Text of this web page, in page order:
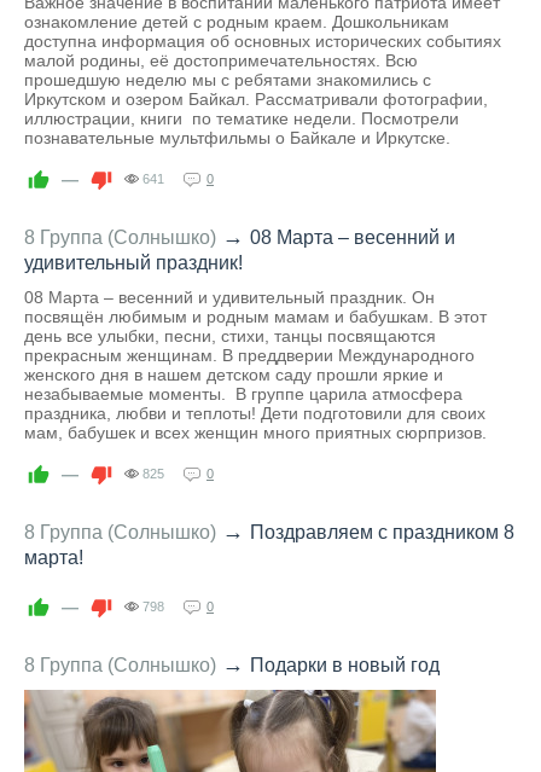
ознакомление детей с родным краем. Дошкольникам
доступна информация об основных исторических событиях
малой родины, её достопримечательностях. Всю
прошедшую неделю мы с ребятами знакомились с
Иркутском и озером Байкал. Рассматривали фотографии,
иллюстрации, книги по тематике недели. Посмотрели
познавательные мультфильмы о Байкале и Иркутске.
— 641 0
8 Группа (Солнышко) → 08 Марта – весенний и
удивительный праздник!
08 Марта – весенний и удивительный праздник. Он
посвящён любимым и родным мамам и бабушкам. В этот
день все улыбки, песни, стихи, танцы посвящаются
прекрасным женщинам. В преддверии Международного
женского дня в нашем детском саду прошли яркие и
незабываемые моменты. В группе царила атмосфера
праздника, любви и теплоты! Дети подготовили для своих
мам, бабушек и всех женщин много приятных сюрпризов.
— 825 0
8 Группа (Солнышко) → Поздравляем с праздником 8
марта!
— 798 0
8 Группа (Солнышко) → Подарки в новый год